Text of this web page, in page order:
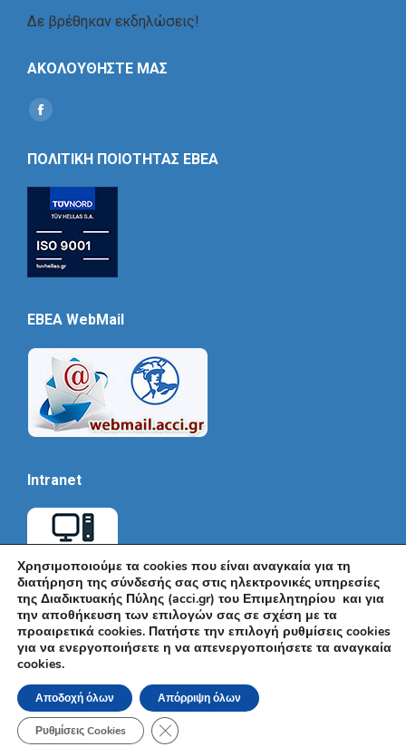
Δε βρέθηκαν εκδηλώσεις!
ΑΚΟΛΟΥΘΗΣΤΕ ΜΑΣ
Find us on:
Social
ΠΟΛΙΤΙΚΗ ΠΟΙΟΤΗΤΑΣ ΕΒΕΑ
EBEA WebMail
Intranet
© Εμπορικό και Βιομηχανικό Επιμελητήριο Αθηνών 2026 |
Ακαδημίας 7, ΤΚ: 10671, Αθήνα, Τηλ: +30 210 3604815, e-mail:
info@acci.gr
Όροι Χρήσης|Πολιτική Ασφάλειας|Πολιτική Απορρήτου
Προσβασιμότητας
Powered by KNOWLEDGE A.E.
Χρησιμοποιούμε τα cookies που είναι αναγκαία για τη
διατήρηση της σύνδεσής σας στις ηλεκτρονικές υπηρεσίες
της Διαδικτυακής Πύλης (acci.gr) του Επιμελητηρίου και για
την αποθήκευση των επιλογών σας σε σχέση με τα
προαιρετικά cookies. Πατήστε την επιλογή ρυθμίσεις cookies
για να ενεργοποιήσετε η να απενεργοποιήσετε τα αναγκαία
cookies.
Αποδοχή όλων Απόρριψη όλων
Ρυθμίσεις Cookies Κλείσιμο του Cookie banner για το GDPR